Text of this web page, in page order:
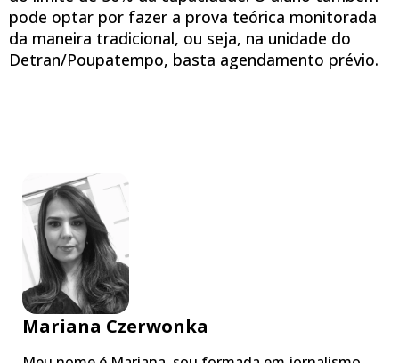
pode optar por fazer a prova teórica monitorada
da maneira tradicional, ou seja, na unidade do
Detran/Poupatempo, basta agendamento prévio.
Mariana Czerwonka